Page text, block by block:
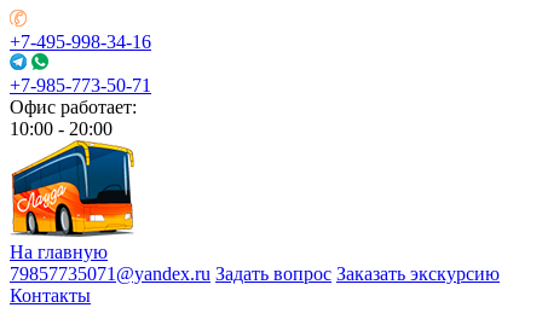
+7-495-998-34-16
+7-985-773-50-71
Офис работает:
10:00 - 20:00
На главную
79857735071@yandex.ru Задать вопрос Заказать экскурсию
Контакты